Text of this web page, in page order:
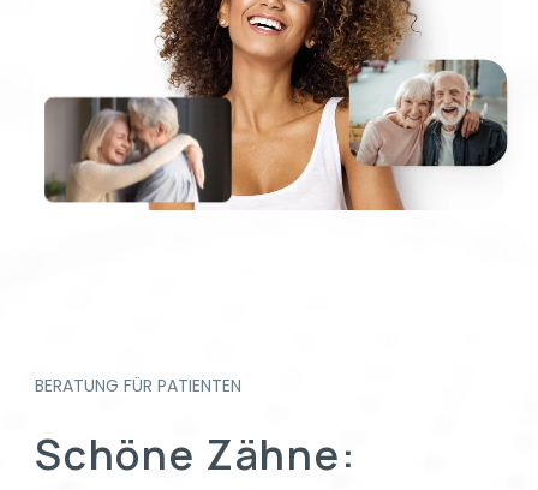
BERATUNG FÜR PATIENTEN
Schöne Zähne: